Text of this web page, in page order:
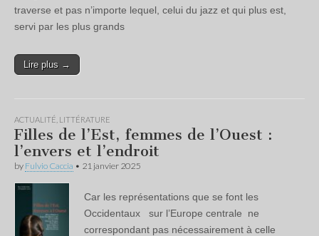
traverse et pas n’importe lequel, celui du jazz et qui plus est,
servi par les plus grands
Lire plus →
ACTUALITÉ LITTÉRATURE
Filles de l’Est, femmes de l’Ouest :
l’envers et l’endroit
by Fulvio Caccia • 21 janvier 2025
Car les représentations que se font les
Occidentaux sur l’Europe centrale ne
correspondant pas nécessairement à celle